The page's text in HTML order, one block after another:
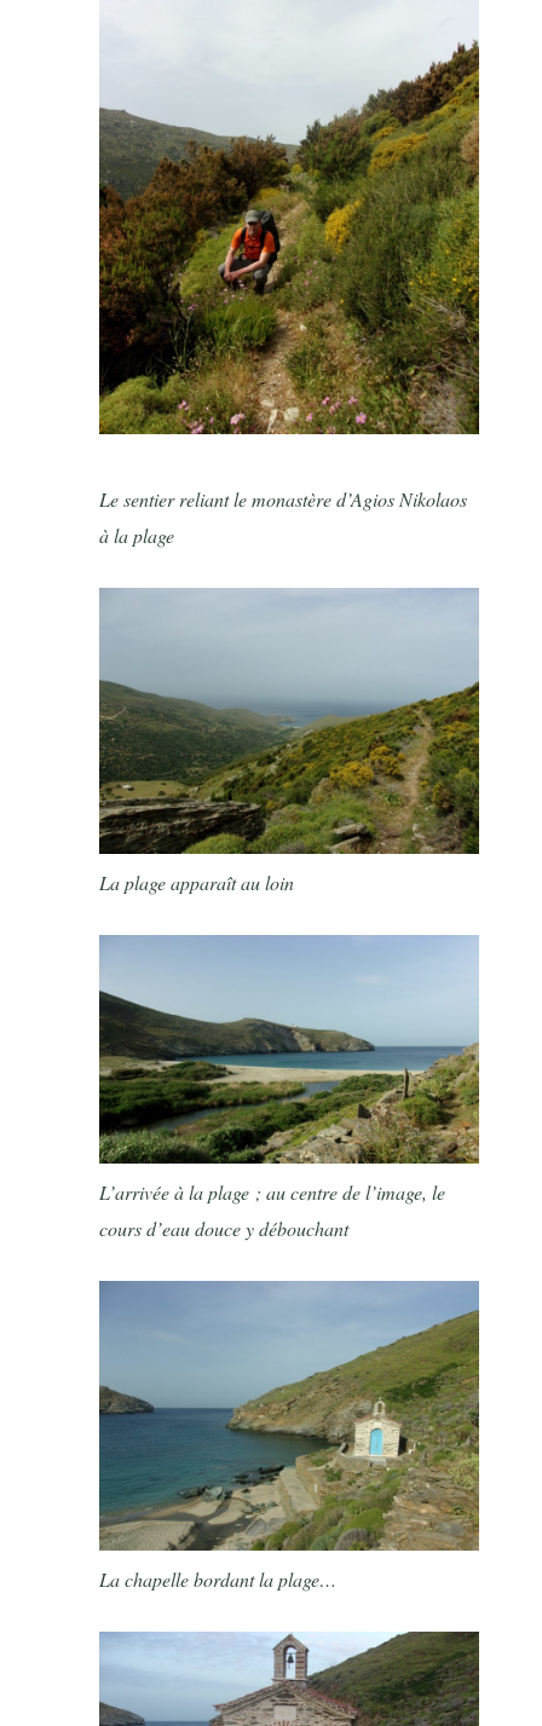
Le sentier reliant le monastère d’Agios Nikolaos
à la plage
La plage apparaît au loin
L’arrivée à la plage ; au centre de l’image, le
cours d’eau douce y débouchant
La chapelle bordant la plage…